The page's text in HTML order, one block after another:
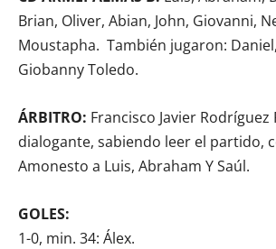
Brian, Oliver, Abian, John, Giovanni,
Moustapha. También jugaron:
Giobanny Toledo.
ÁRBITRO: Francisco Javier Rodríguez
dialogante, sabiendo leer el partido,
Amonesto a Luis, Abraham Y Saúl.
GOLES:
1-0, min. 34: Álex.